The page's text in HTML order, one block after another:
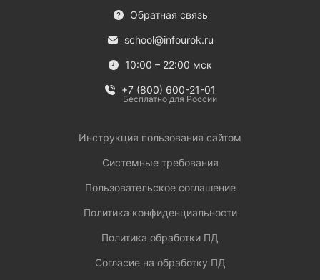
Обратная связь
school@infourok.ru
10:00 – 22:00 мск
+7 (800) 600-21-01
Бесплатно для России
Инструкция пользования сайтом
Системные требования
Пользовательское соглашение
Политика конфиденциальности
Политика обработки ПД
Согласие на обработку ПД